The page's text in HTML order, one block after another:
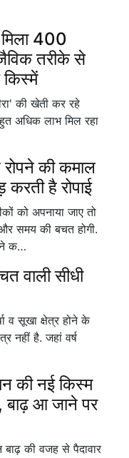
400
तरीके से
किस्में
की खेती कर रहे
अधिक लाभ मिल रहा
की कमाल
है रोपाई
को अपनाया जाए तो
समय की बचत होगी.
क…
वाली सीधी
व सूखा क्षेत्र होने के
नहीं है. जहां वर्ष
की नई किस्म
बाढ़ आ जाने पर
की वजह से पैदावार